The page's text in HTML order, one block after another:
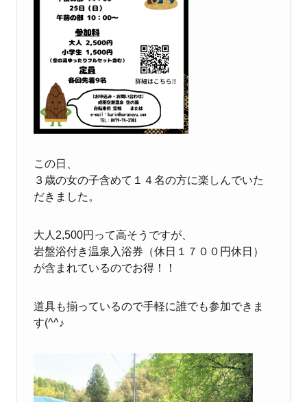
この日、
３歳の女の子含めて１４名の方に楽しんでいた
だきました。
大人2,500円って高そうですが、
岩盤浴付き温泉入浴券（休日１７００円休日）
が含まれているのでお得！！
道具も揃っているので手軽に誰でも参加できま
す(^^♪